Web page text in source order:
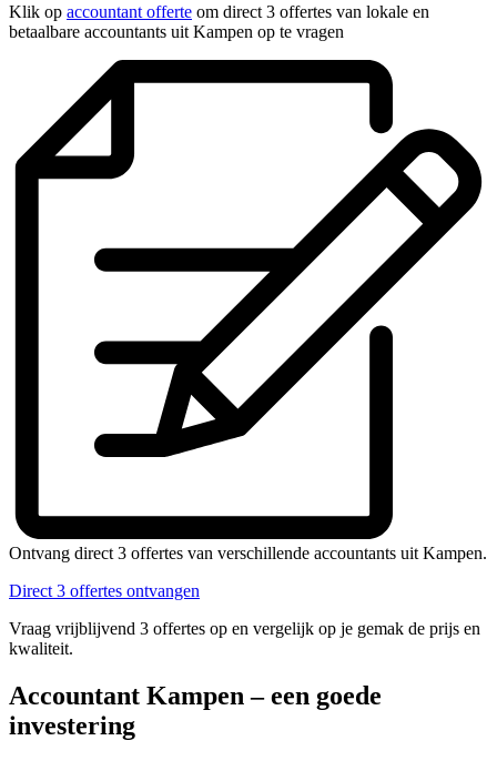
Klik op accountant offerte om direct 3 offertes van lokale en
betaalbare accountants uit Kampen op te vragen
Ontvang direct 3 offertes van verschillende accountants uit Kampen.
Direct 3 offertes ontvangen
Vraag vrijblijvend 3 offertes op en vergelijk op je gemak de prijs en
kwaliteit.
Accountant Kampen – een goede
investering